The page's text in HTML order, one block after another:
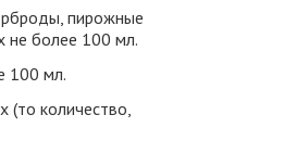
пирожные
не более 100 мл.
100 мл.
(то количество,